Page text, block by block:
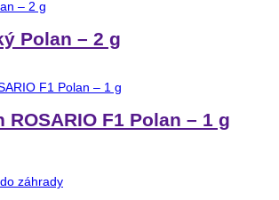
Polan – 2 g
ROSARIO F1 Polan – 1 g